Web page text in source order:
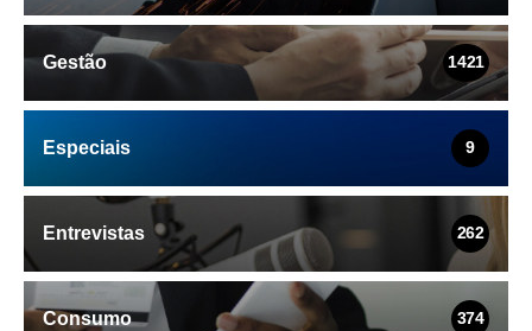
Gestão 1421
Especiais 9
Entrevistas 262
Consumo 374